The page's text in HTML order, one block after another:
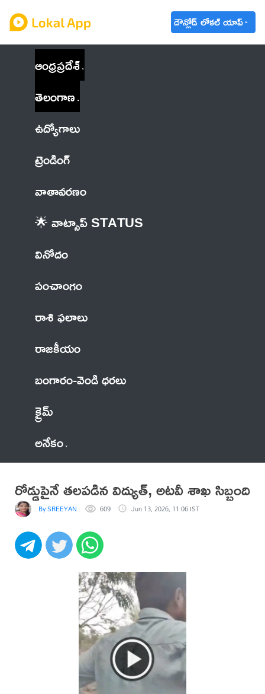
డౌన్లోడ్ లోకల్ యాప్
ఆంధ్రప్రదేశ్
తెలంగాణ
ఉద్యోగాలు
ట్రెండింగ్
వాతావరణం
🌟 వాట్సాప్ STATUS
వినోదం
పంచాంగం
రాశి ఫలాలు
రాజకీయం
బంగారం-వెండి ధరలు
క్రైమ్
అనేకం
రోడ్డుపైనే తలపడిన విద్యుత్, అటవీ శాఖ సిబ్బంది
By SREEYAN 609 Jun 13, 2026, 11:06 IST